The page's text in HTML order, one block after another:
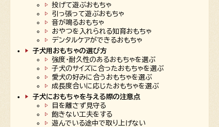
投げて遊ぶおもちゃ
引っ張って遊ぶおもちゃ
音が鳴るおもちゃ
おやつを入れられる知育おもちゃ
デンタルケアができるおもちゃ
子犬用おもちゃの選び方
強度・耐久性のあるおもちゃを選ぶ
子犬のサイズに合ったおもちゃを選ぶ
愛犬の好みに合うおもちゃを選ぶ
成長度合いに応じたおもちゃを選ぶ
子犬におもちゃを与える際の注意点
目を離さず見守る
飽きない工夫をする
遊んでいる途中で取り上げない